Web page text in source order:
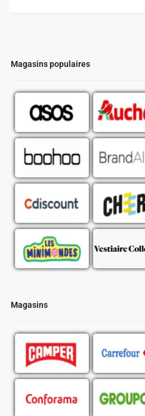
Magasins populaires
Magasins